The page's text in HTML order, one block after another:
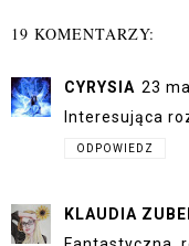
19 KOMENTARZY:
CYRYSIA 23
Interesująca
ODPOWIEDZ
KLAUDIA